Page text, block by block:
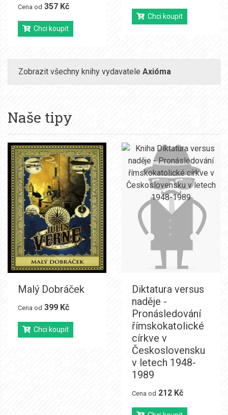
Cena od 357 Kč
Chci koupit
Chci koupit
Zobrazit všechny knihy vydavatele Axióma
Naše tipy
Malý Dobráček
Cena od 399 Kč
Chci koupit
Diktatura versus
naděje -
Pronásledování
římskokatolické
církve v
Československu
v letech 1948-
1989
Cena od 212 Kč